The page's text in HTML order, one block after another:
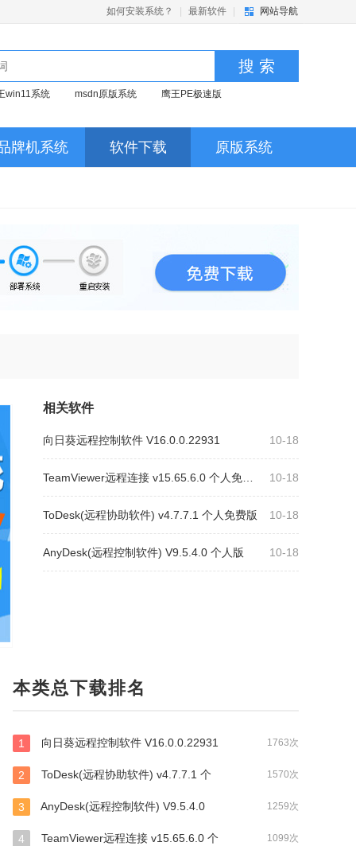
如何安装系统？ 最新软件 网站导航
搜 索
win11系统 msdn原版系统 鹰王PE极速版
牌机系统 软件下载 原版系统
相关软件
10-18
向日葵远程控制软件 V16.0.0.22931
10-18
10-18
ToDesk(远程协助软件) v4.7.7.1 个人免费版
10-18
AnyDesk(远程控制软件) V9.5.4.0 个人版
本类总下载排名
1763次
1 向日葵远程控制软件 V16.0.0.22931
1570次
2 ToDesk(远程协助软件) v4.7.7.1 个
1259次
3 AnyDesk(远程控制软件) V9.5.4.0
1099次
4 TeamViewer远程连接 v15.65.6.0 个